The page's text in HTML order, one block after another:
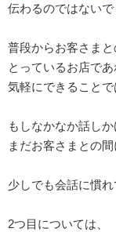
伝わるのではないで
普段からお客さま
とっているお店であ
気軽にできること
もしなかなか話し
まだお客さまとの
少しでも会話に慣れ
2つ目については、